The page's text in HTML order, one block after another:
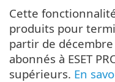
Cette
produits pour
partir de
abonnés à ESET
supérieurs. En